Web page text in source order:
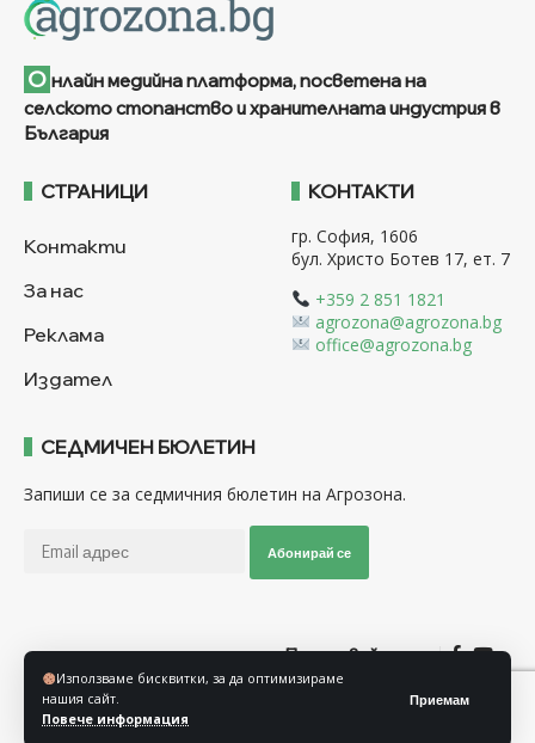
Използваме бисквитки, за да оптимизираме
нашия сайт.
Повече информация
Приемам
О нлайн медийна платформа, посветена на
селското стопанство и хранителната индустрия в
България
СТРАНИЦИ
Контакти
За нас
Реклама
Издател
КОНТАКТИ
гр. София, 1606
бул. Христо Ботев 17, ет. 7
+359 2 851 1821
agrozona@agrozona.bg
office@agrozona.bg
СЕДМИЧЕН БЮЛЕТИН
Запиши се за седмичния бюлетин на Агрозона.
Абонирай се
Последвайте ни
Общи условия
Политика за използване на “Бисквитки”